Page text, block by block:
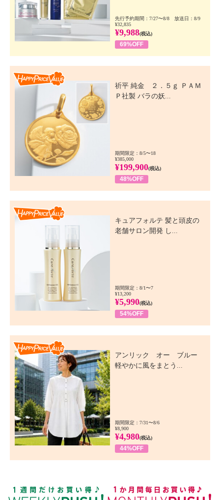
先行予約期間：7/27〜8/8 放送日：8/9
¥32,835
¥9,988(税込)
69%OFF
祈平 純金 ２．５ｇ ＰＡＭ
Ｐ社製 バラの妖...
期間限定：8/5〜18
¥385,000
¥199,900(税込)
48%OFF
キュアフォルテ 髪と頭皮の
老舗サロン開発 し...
期間限定：8/1〜7
¥13,200
¥5,990(税込)
54%OFF
アンリック オー ブルー
軽やかに風をまとう...
期間限定：7/31〜8/6
¥8,900
¥4,980(税込)
44%OFF